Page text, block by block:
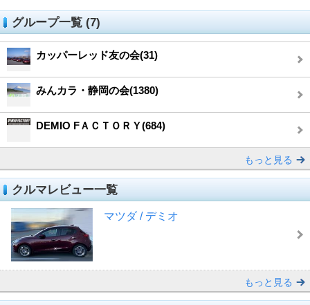
グループ一覧 (7)
カッパーレッド友の会(31)
みんカラ・静岡の会(1380)
DEMIO FＡＣＴＯＲＹ(684)
もっと見る
クルマレビュー一覧
マツダ / デミオ
もっと見る